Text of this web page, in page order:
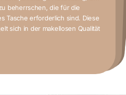
beherrschen, die für die
erforderlich sind. Diese
sich in der makellosen Qualität
auch halten können. Besonders limitierte
Taschen aus seltenen Materialien erzielen
Rekordpreise bei Auktionen.
sind mehr als Accessoires – sie sind
von Status, Geschmack und Exklusivität. Nur
besitzen, was ihren Kultstatus weiter verstärkt.
Luxus und Handwerkskunst entwickelt.
und Authentizität.
Tasche ist somit nicht nur ein modisches
sondern auch ein Ausdruck von
Exklusivität und zeitloser Eleganz.